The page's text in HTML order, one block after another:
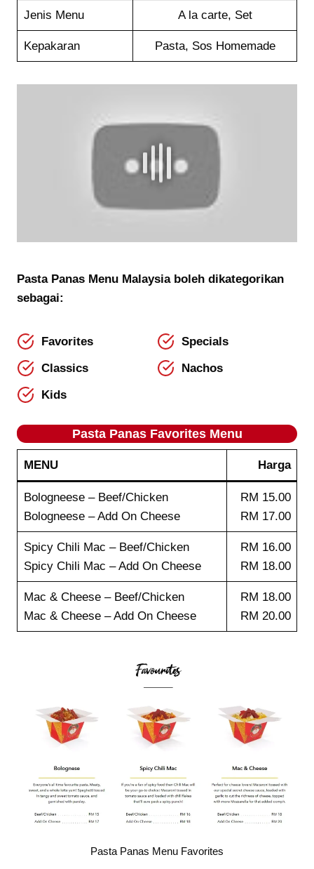
Jenis Menu A la carte, Set
Kepakaran Pasta, Sos Homemade
Pasta Panas Menu Malaysia boleh dikategorikan
sebagai:
Favorites
Specials
Classics
Nachos
Kids
Pasta Panas Favorites Menu
MENU Harga
Bologneese – Beef/Chicken
Bologneese – Add On Cheese
RM 15.00
RM 17.00
Spicy Chili Mac – Beef/Chicken
Spicy Chili Mac – Add On Cheese
RM 16.00
RM 18.00
Mac & Cheese – Beef/Chicken
Mac & Cheese – Add On Cheese
RM 18.00
RM 20.00
Pasta Panas Menu Favorites